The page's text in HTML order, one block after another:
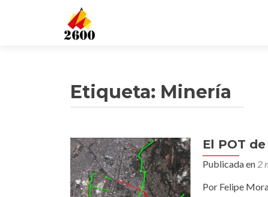
Etiqueta: Minería
El POT
Publicada en 2
Por Felipe